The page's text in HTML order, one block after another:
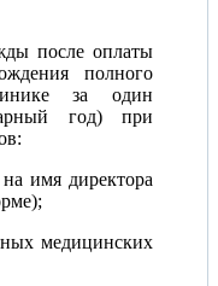
после оплаты
полного
за один
год) при
имя директора
медицинских